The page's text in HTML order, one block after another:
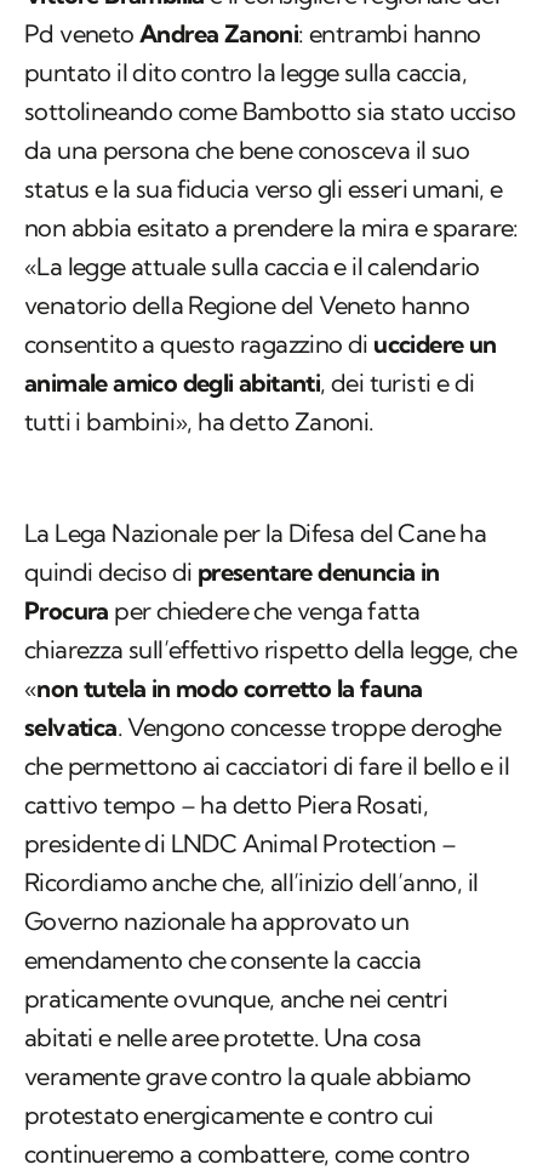
Pd venetoAndrea Zanoni: entrambi hanno
puntato il dito contro la legge sulla caccia,
sottolineando come Bambotto sia stato ucciso
da una persona che bene conosceva il suo
status e la sua fiducia verso gli esseri umani, e
non abbia esitato a prendere la mira e sparare:
«La legge attuale sulla caccia e il calendario
venatorio della Regione del Veneto hanno
consentito a questo ragazzino di uccidere un
animale amico degli abitanti, dei turisti e di
tutti i bambini», ha detto Zanoni.
La Lega Nazionale per la Difesa del Cane ha
quindi deciso di presentare denuncia in
Procura per chiedere che venga fatta
chiarezza sull’effettivo rispetto della legge, che
«non tutela in modo corretto la fauna
selvatica. Vengono concesse troppe deroghe
che permettono ai cacciatori di fare il bello e il
cattivo tempo – ha detto Piera Rosati,
presidente di LNDC Animal Protection –
Ricordiamo anche che, all’inizio dell’anno, il
Governo nazionale ha approvato un
emendamento che consente la caccia
praticamente ovunque, anche nei centri
abitati e nelle aree protette. Una cosa
veramente grave contro la quale abbiamo
protestato energicamente e contro cui
continueremo a combattere, come contro